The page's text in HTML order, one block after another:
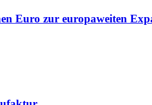
Euro zur europaweiten